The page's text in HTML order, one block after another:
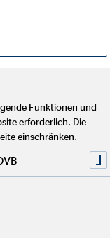
der OVB
Funktionen und
erforderlich. Die
einschränken.